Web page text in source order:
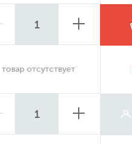
товар отсутствует